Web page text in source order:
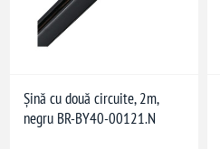
Șină cu două circuite, 2m,
negru BR-BY40-00121.N